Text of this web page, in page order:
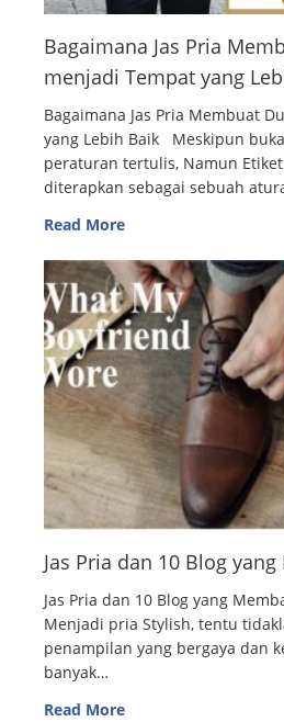
Bagaimana Jas Pria
menjadi Tempat yang
Bagaimana Jas Pria Membuat
yang Lebih Baik Meskipun
peraturan tertulis, Namun
diterapkan sebagai sebuah
Read More
Jas Pria dan 10 Blog
Jas Pria dan 10 Blog yang
Menjadi pria Stylish, tentu
penampilan yang bergaya dan
banyak…
Read More